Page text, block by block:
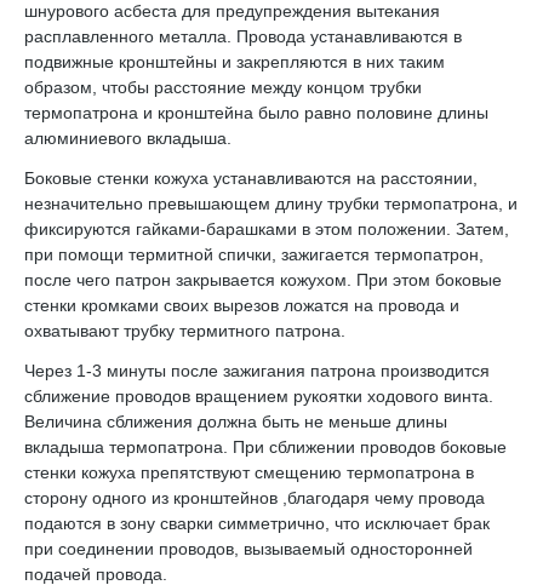
шнурового асбеста для предупреждения вытекания
расплавленного металла. Провода устанавливаются в
подвижные кронштейны и закрепляются в них таким
образом, чтобы расстояние между концом трубки
термопатрона и кронштейна было равно половине длины
алюминиевого вкладыша.
Боковые стенки кожуха устанавливаются на расстоянии,
незначительно превышающем длину трубки термопатрона, и
фиксируются гайками-барашками в этом положении. Затем,
при помощи термитной спички, зажигается термопатрон,
после чего патрон закрывается кожухом. При этом боковые
стенки кромками своих вырезов ложатся на провода и
охватывают трубку термитного патрона.
Через 1-3 минуты после зажигания патрона производится
сближение проводов вращением рукоятки ходового винта.
Величина сближения должна быть не меньше длины
вкладыша термопатрона. При сближении проводов боковые
стенки кожуха препятствуют смещению термопатрона в
сторону одного из кронштейнов ,благодаря чему провода
подаются в зону сварки симметрично, что исключает брак
при соединении проводов, вызываемый односторонней
подачей провода.